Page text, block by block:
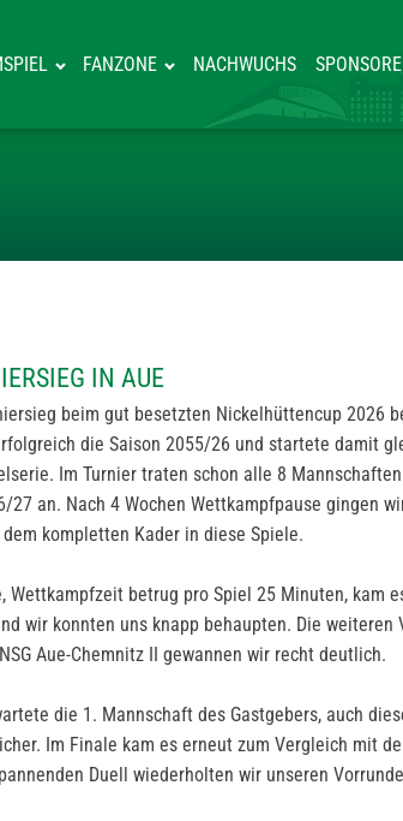
FANZONE NACHWUCHS
IN AUE
beim gut besetzten Nickelhüttencup 2026
die Saison 2055/26 und startete damit
Im Turnier traten schon alle 8
27 an. Nach 4 Wochen Wettkampfpause gingen
kompletten Kader in diese Spiele.
Wettkampfzeit betrug pro Spiel 25 Minuten, kam
wir konnten uns knapp behaupten. Die
Aue-Chemnitz II gewannen wir recht deutlich.
die 1. Mannschaft des Gastgebers, auch
Im Finale kam es erneut zum Vergleich mit
Duell wiederholten wir unseren